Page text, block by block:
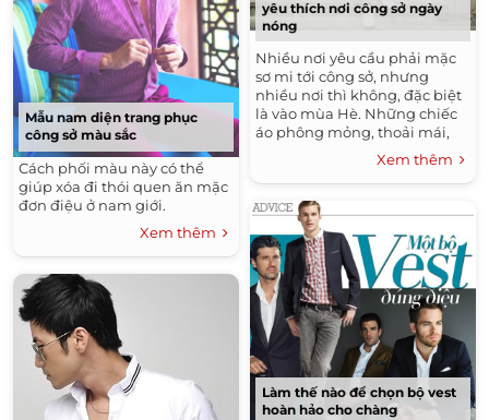
Mẫu nam diện trang phục
công sở màu sắc
Cách phối màu này có thể
giúp xóa đi thói quen ăn mặc
đơn điệu ở nam giới.
Xem thêm
yêu thích nơi công sở ngày
nóng
Nhiều nơi yêu cầu phải mặc
sơ mi tới công sở, nhưng
nhiều nơi thì không, đặc biệt
là vào mùa Hè. Những chiếc
áo phông mỏng, thoải mái,
thoáng mát sẽ là gợi ý hàng
đầu khi bạn đến sở làm trong
ngày nóng.
Xem thêm
Làm thế nào để chọn bộ vest
hoàn hảo cho chàng